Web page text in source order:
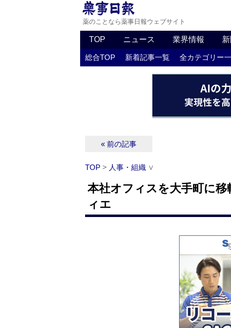
薬のことなら薬事日報ウェブサイト
TOP ニュース 業界情報
総合TOP 新着記事一覧 全カテゴリー
« 前の記事
TOP > 人事・組織 ∨
本社オフィスを大手町に
ィエ